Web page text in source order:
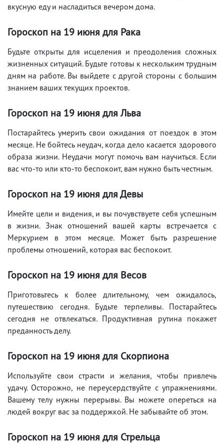
вкусную еду и насладиться вечером дома.
Гороскоп на 19 июня для Рака
Будьте открыты для исцеления и преодоления сложных
жизненных ситуаций. Будьте готовы к нескольким трудным
дням на работе. Вы выйдете с другой стороны с большим
знанием ваших текущих проектов.
Гороскоп на 19 июня для Льва
Постарайтесь умерить свои ожидания от поездок в этом
месяце. Не бойтесь неудач, когда дело касается здорового
образа жизни. Неудачи могут помочь вам научиться. Если
вас что-то или кто-то беспокоит, вам нужно быть честным.
Гороскоп на 19 июня для Девы
Имейте цели и видения, и вы почувствуете себя успешным
в жизни. Знак отношений вашей карты встречается с
Меркурием в этом месяце. Может быть разрешение
проблемы отношений, которая вас беспокоит.
Гороскоп на 19 июня для Весов
Приготовьтесь к более длительному, чем ожидалось,
путешествию сегодня. Будьте терпеливы. Постарайтесь
сегодня не отвлекаться. Продуктивная рутина покажет
преданность делу.
Гороскоп на 19 июня для Скорпиона
Используйте свои страсти и желания, чтобы привлечь
удачу. Осторожно, не переусердствуйте с упражнениями.
Вашему телу нужны перерывы. Вы можете опереться на
людей вокруг вас за поддержкой. Не забывайте об этом.
Гороскоп на 19 июня для Стрельца